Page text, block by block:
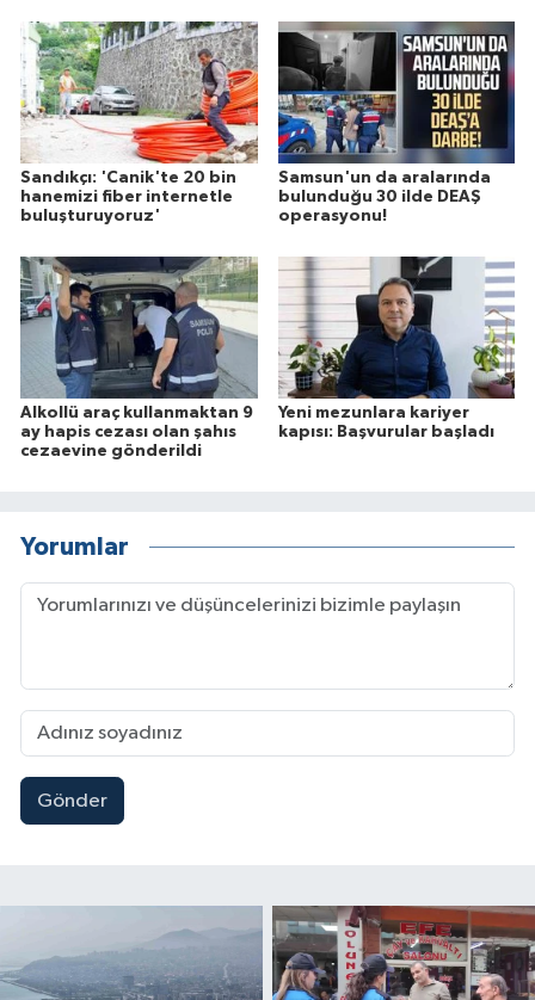
Sandıkçı: 'Canik'te 20 bin
hanemizi fiber internetle
buluşturuyoruz'
Samsun'un da aralarında
bulunduğu 30 ilde DEAŞ
operasyonu!
Alkollü araç kullanmaktan 9
ay hapis cezası olan şahıs
cezaevine gönderildi
Yeni mezunlara kariyer
kapısı: Başvurular başladı
Yorumlar
Gönder